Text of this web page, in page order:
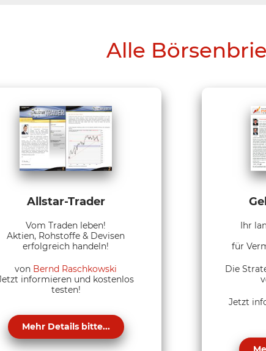
Alle
Allstar-Trader
Vom Traden leben!
Aktien, Rohstoffe & Devisen
erfolgreich handeln!
von Bernd Raschkowski
informieren und kostenlos
testen!
Mehr Details bitte...
Ihr
für
Die
Jetzt